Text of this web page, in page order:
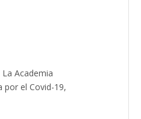
Academia
por el Covid-19,